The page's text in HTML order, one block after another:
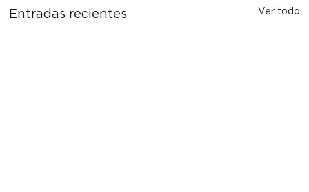
Entradas recientes Ver todo